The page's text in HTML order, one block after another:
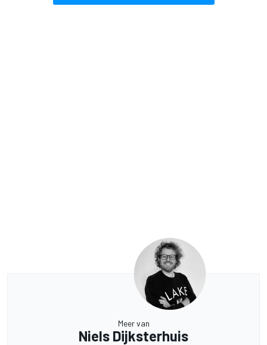
Meer van
Niels Dijksterhuis